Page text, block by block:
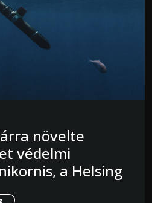
növelte
védelmi
a Helsing